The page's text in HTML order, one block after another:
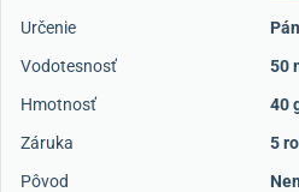
Určenie
Vodotesnosť
50
Hmotnosť
40
Záruka
5
Pôvod